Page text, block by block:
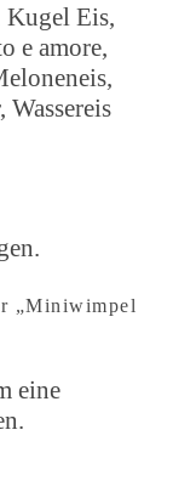
Kugel Eis,
e amore,
Wassereis
„Miniwimpel
eine